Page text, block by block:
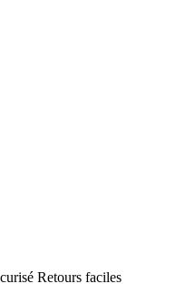
Retours faciles